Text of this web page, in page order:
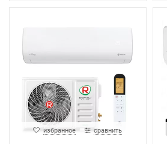
избранное сравнить